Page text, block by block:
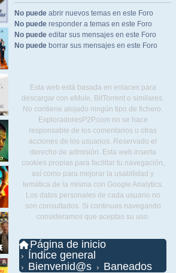
No puede abrir nuevos temas en este Foro
No puede responder a temas en este Foro
No puede editar sus mensajes en este Foro
No puede borrar sus mensajes en este Foro
Esta web está basada en enlaces para
descargar con eMule, BitTorrent o similares.
No contiene alojado ningún tipo de fichero.
ExploradoresP2P.com no se hace
responsable de los comentarios u otras
acciones de los usuarios. Reservado el
derecho de admisión. Esta web inserta
cookies propias para facilitar tu navegación,
así como para mejorar la usabilidad y
temática de la misma con Google Analytics.
Los datos personales de cada usuario no
son consultados. Si continuas navegando
consideramos que aceptas su uso.
Página de inicio
Índice general
Bienvenid@s
Baneados